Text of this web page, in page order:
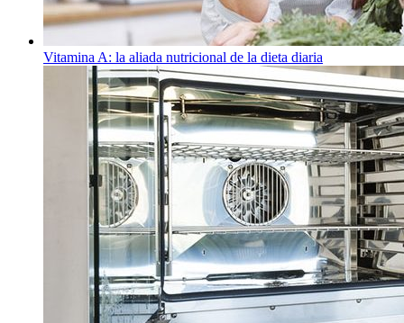
Vitamina A: la aliada nutricional de la dieta diaria